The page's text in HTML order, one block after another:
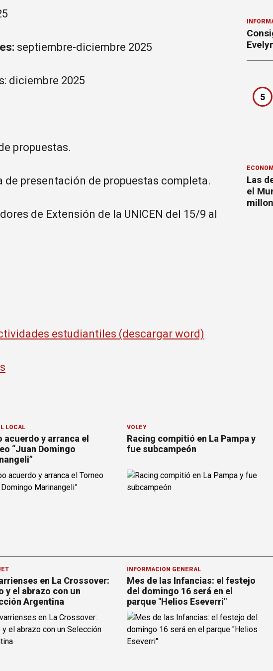
septiembre-diciembre 2025
diciembre 2025
propuestas.
presentación de propuestas completa.
de Extensión de la UNICEN del 15/9 al
estudiantiles (descargar word)
5
Las
el
LOCAL
acuerdo y arranca el
“Juan Domingo
VÓLEY
Racing compitió en La Pampa y
fue subcampeón
en La Crossover:
y el abrazo con un
Argentina
INFORMACION GENERAL
Mes de las Infancias: el festejo
del domingo 16 será en el
parque "Helios Eseverri"